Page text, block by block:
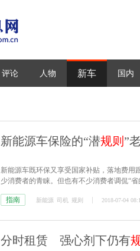
评论 人物 新车 国内
新能源车保险的“潜规则 ”
新能源车既环保又享受国家补贴，落地费
少消费者的青睐。但也有不少消费者调侃“
指南 新能源 司机 规则 2018-07-04
分时租赁 强心剂下仍有